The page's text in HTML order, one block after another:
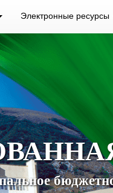
Электронные ресурсы